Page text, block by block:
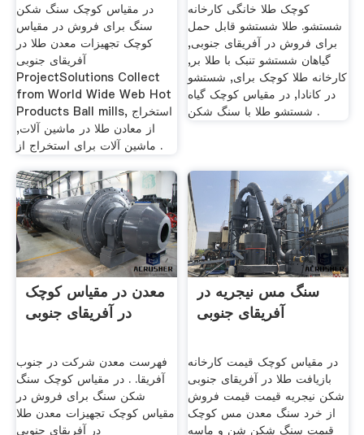
در مقیاس کوچک سنگ شکن
سنگ برای فروش در مقیاس
کوچک تجهیزات معدن طلا در
آفریقای جنوبی
ProjectSolutions Collect
from World Wide Web Hot
Products Ball mills, استخراج
از معادن طلا در ماشین آلات,
ماشین آلات برای استخراج از .
کوچک طلا خانگی کارخانه
شستشو. طلا شستشو قابل حمل
برای فروش در آفریقای جنوبی,
گیاهان شستشو تنبک با طلا بر,
کارخانه طلا کوچک برای, شستشو
در کانادا, در مقیاس کوچک گیاه
شستشو طلا با سنگ شکن .
معدن در مقیاس کوچک
در آفریقای جنوبی
فهرست معدن شرکت در جنوب
آفریقا. . در مقیاس کوچک سنگ
شکن سنگ برای فروش در
مقیاس کوچک تجهیزات معدن طلا
در آفریقای جنوبی
سنگ مس نیجریه در
آفریقای جنوبی
در مقیاس کوچک قیمت کارخانه
بازیافت طلا در آفریقای جنوبی
شکن نیجریه قیمت قیمت فروش
از خرد سنگ معدن مس کوچک
قیمت سنگ شکن شن و ماسه